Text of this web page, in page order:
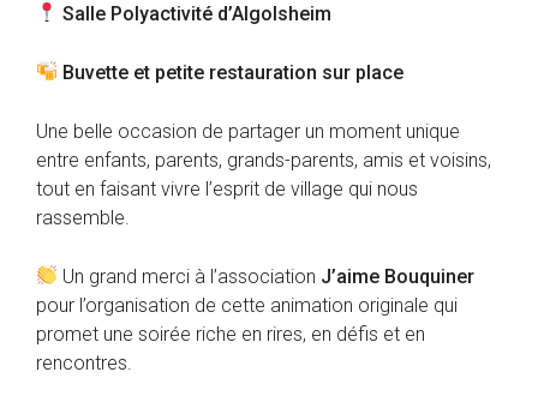
Salle Polyactivité d’Algolsheim
Buvette et petite restauration sur place
Une belle occasion de partager un moment unique
entre enfants, parents, grands-parents, amis et voisins,
tout en faisant vivre l’esprit de village qui nous
rassemble.
Un grand merci à l’association J’aime Bouquiner
pour l’organisation de cette animation originale qui
promet une soirée riche en rires, en défis et en
rencontres.